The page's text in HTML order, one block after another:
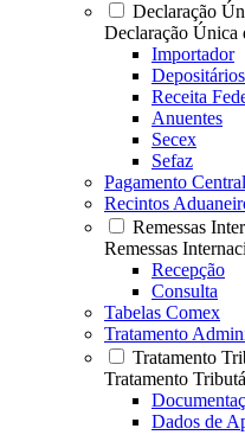
Declaração
Declaração Única
Importador
Depositários
Receita
Anuentes
Secex
Sefaz
Pagamento
Recintos
Remessas
Remessas
Recepção
Consulta
Tabelas Comex
Tratamento
Tratamento
Tratamento
Dados de